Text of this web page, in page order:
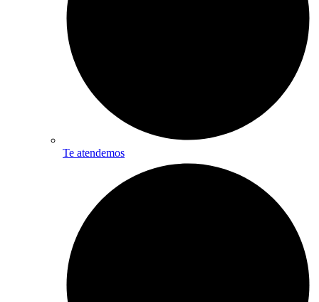
Te atendemos